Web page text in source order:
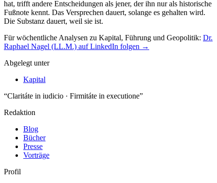
Für wöchentliche Analysen zu Kapital, Führung und Geopolitik: Dr.
Raphael Nagel (LL.M.) auf LinkedIn folgen →
Abgelegt unter
Kapital
“Claritáte in iudicio · Firmitáte in executione”
Redaktion
Blog
Bücher
Presse
Vorträge
Profil